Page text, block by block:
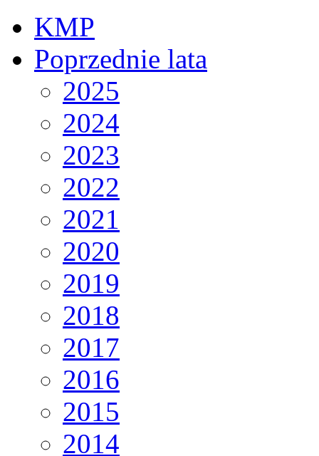
KMP
Poprzednie lata
2025
2024
2023
2022
2021
2020
2019
2018
2017
2016
2015
2014